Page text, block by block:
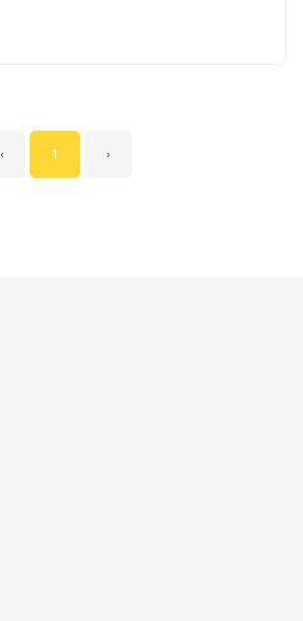
‹ 1 ›